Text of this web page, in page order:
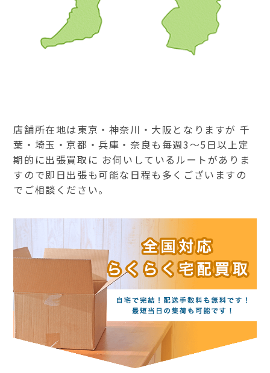
店舗所在地は東京・神奈川・大阪となりますが 千
葉・埼玉・京都・兵庫・奈良も毎週3～5日以上定
期的に出張買取に お伺いしているルートがありま
すので即日出張も可能な日程も多くございますの
でご相談ください。